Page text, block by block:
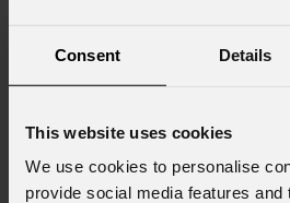
Consent Details
This website uses cookies
We use cookies to personalise
provide social media features and